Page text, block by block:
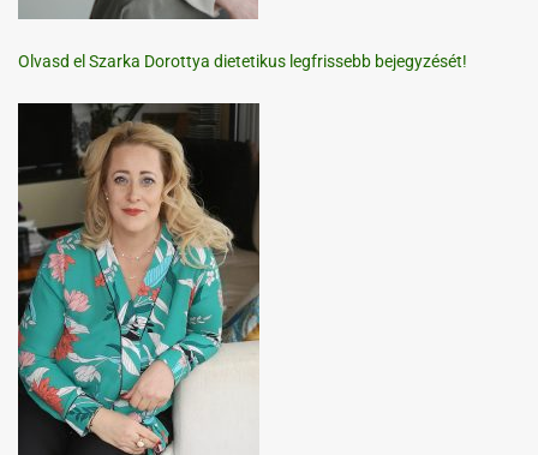
Olvasd el Szarka Dorottya dietetikus legfrissebb bejegyzését!